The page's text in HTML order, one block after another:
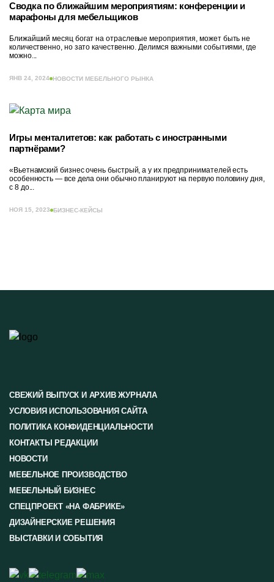
Сводка по ближайшим мероприятиям: конференции и
марафоны для мебельщиков
Ближайший месяц богат на отраслевые мероприятия, может быть не
количественно, но зато качественно. Делимся важными событиями, где
можно...
ЯНВ 24, 2024 НОВОСТИ МЕБЕЛЬНОГО РЫНКА
Игры менталитетов: как работать с иностранными
партнёрами?
«Вьетнамский бизнес очень быстрый, а у их предпринимателей есть
особенность — все дела они обычно планируют на первую половину дня,
с 8 до...
НОЯ 15, 2023 БИЗНЕС-КЕЙСЫ
СВЕЖИЙ ВЫПУСК И АРХИВ ЖУРНАЛА
УСЛОВИЯ ИСПОЛЬЗОВАНИЯ САЙТА
ПОЛИТИКА КОНФИДЕНЦИАЛЬНОСТИ
КОНТАКТЫ РЕДАКЦИИ
НОВОСТИ
МЕБЕЛЬНОЕ ПРОИЗВОДСТВО
МЕБЕЛЬНЫЙ БИЗНЕС
СПЕЦПРОЕКТ «НА ФАБРИКЕ»
ДИЗАЙНЕРСКИЕ РЕШЕНИЯ
ВЫСТАВКИ И СОБЫТИЯ